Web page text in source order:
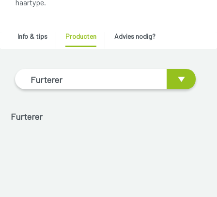
haartype.
Info & tips Producten Advies nodig?
Furterer
Furterer